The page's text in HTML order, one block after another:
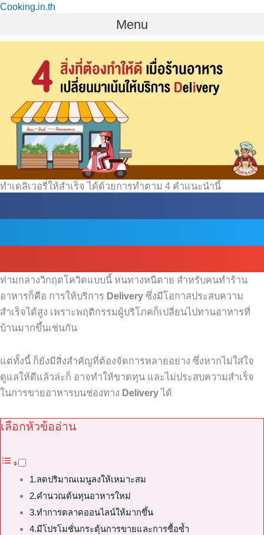
Skip
content
Cooking.in.th
Menu
ทำเดลิเวอรี่ให้สำเร็จ ได้ด้วยการทำตาม 4 คำแนะนำนี้
ท่ามกลางวิกฤตโควิดแบบนี้ หนทางหนีตาย สำหรับคนทำร้าน
อาหารก็คือ การให้บริการ Delivery ซึ่งมีโอกาสประสบความ
สำเร็จได้สูง เพราะพฤติกรรมผู้บริโภคก็เปลี่ยนไปทานอาหารที่
บ้านมากขึ้นเช่นกัน
แต่ทั้งนี้ ก็ยังมีสิ่งสำคัญที่ต้องจัดการหลายอย่าง ซึ่งหากไม่ใส่ใจ
ดูแลให้ดีแล้วล่ะก็ อาจทำให้ขาดทุน และไม่ประสบความสำเร็จ
ในการขายอาหารบนช่องทาง Deliveryได้
เลือกหัวข้ออ่าน
1.ลดปริมาณเมนูลงให้เหมาะสม
2.คำนวณต้นทุนอาหารใหม่
3.ทำการตลาดออนไลน์ให้มากขึ้น
4.มีโปรโมชั่นกระตุ้นการขายและการซื้อซ้ำ